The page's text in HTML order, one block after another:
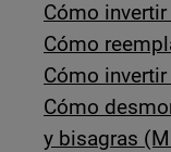
Cómo
Cómo
Cómo
Cómo
y bisagras